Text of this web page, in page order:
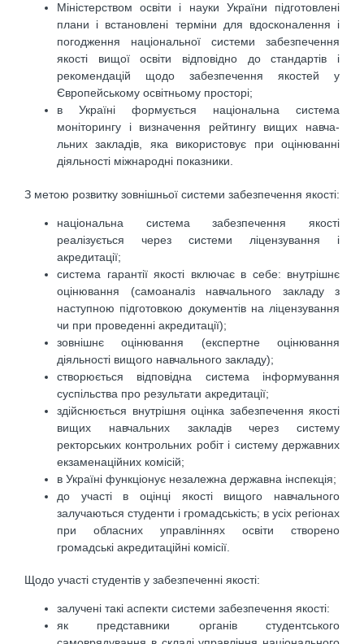
Міністерством освіти і науки України підготовлені
плани і встановлені терміни для вдоскона­лення і
погодження національної системи забезпечення
якості вищої освіти відповідно до стандартів і
рекомендацій щодо забезпечення якостей у
Європейському освітньому просторі;
в Україні формується національна система
моніторингу і визначення рейтингу вищих навча­
льних закладів, яка використовує при оцінюванні
діяльності міжнародні показники.
З метою розвитку зовнішньої системи забезпечення якості:
національна система забезпечення якості
реалізується через системи ліцензування і
акредитації;
система гарантії якості включає в себе: внутрішнє
оцінювання (самоаналіз навчального за­кладу з
наступною підготовкою документів на ліцензування
чи при проведенні акредитації);
зовнішнє оцінювання (експертне оцінювання
діяльності вищого навчального закладу);
створюється відповідна система інформування
суспільства про результати акредитації;
здійснюється внутрішня оцінка забезпечення якості
вищих навчальних закладів через систе­му
ректорських контрольних робіт і систему державних
екзаменаційних комісій;
в Україні функціонує незалежна державна інспекція;
до участі в оцінці якості вищого навчального
залучаються студенти і громадськість; в усіх ре­гіонах
при обласних управліннях освіти створено
громадські акредитаційні комісії.
Щодо участі студентів у забезпеченні якості:
залучені такі аспекти системи забезпечення якості:
як представники органів студентського